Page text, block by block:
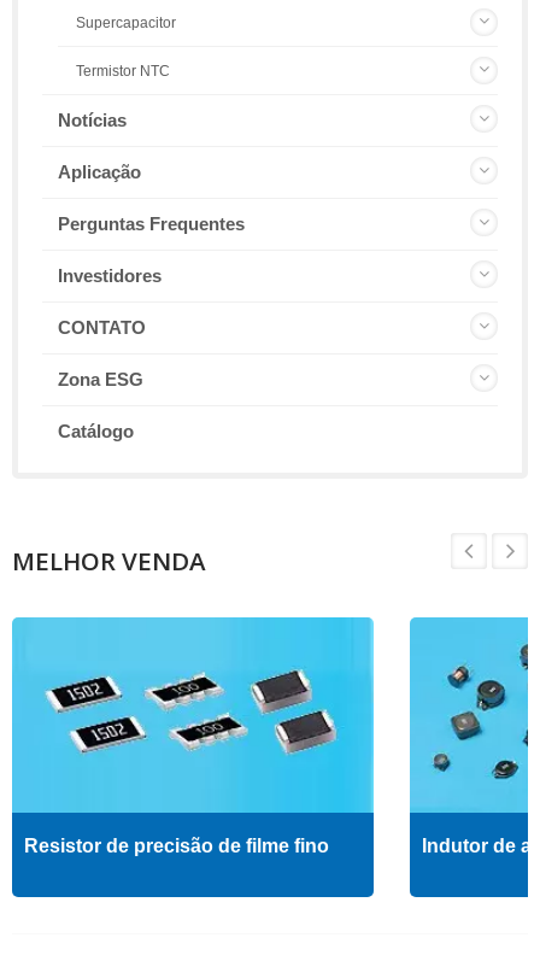
Supercapacitor
Termistor NTC
Notícias
Aplicação
Perguntas Frequentes
Investidores
CONTATO
Zona ESG
Catálogo
MELHOR VENDA
Resistor de precisão de filme fino Indutor de